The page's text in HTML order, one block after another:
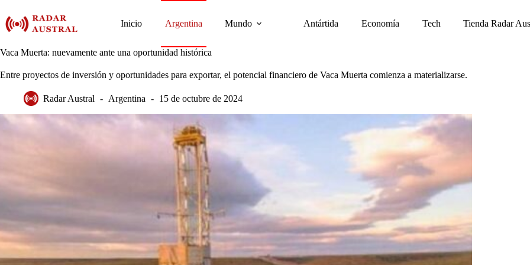
contenido
Inicio Argentina Mundo Antártida Economía Tech Tienda Radar
Vaca Muerta: nuevamente ante una oportunidad histórica
Entre proyectos de inversión y oportunidades para exportar, el potencial financiero de Vaca Muerta comienza a materializarse.
Radar Austral Argentina 15 de octubre de 2024